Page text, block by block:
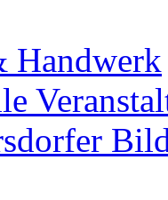
Handwerk